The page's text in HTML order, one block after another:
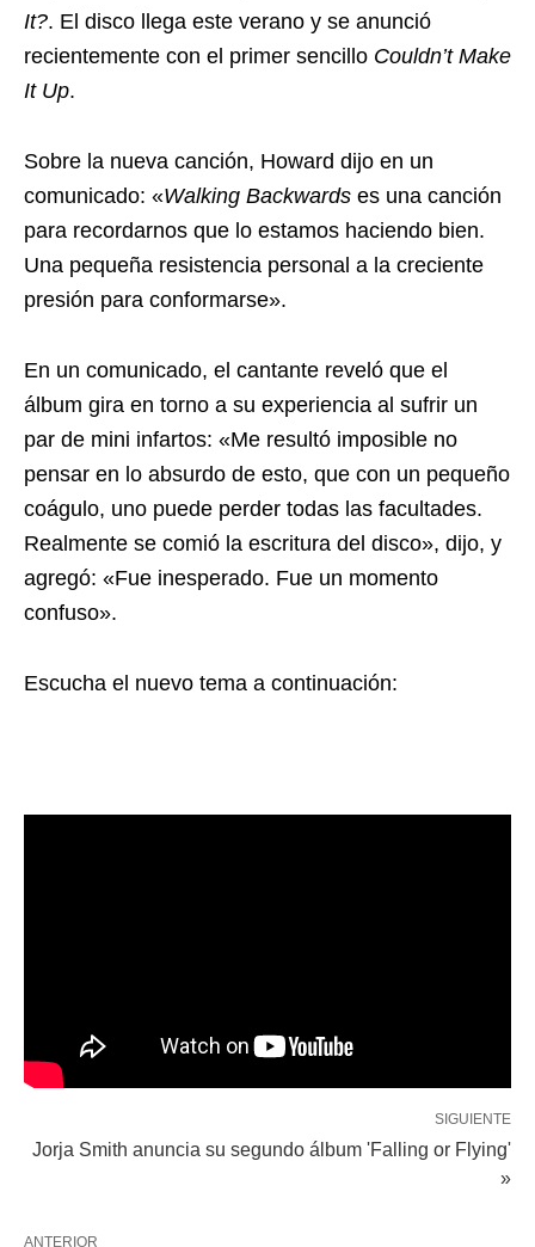
It?. El disco llega este verano y se anunció
recientemente con el primer sencillo Couldn’t Make
It Up.
Sobre la nueva canción, Howard dijo en un
comunicado: «Walking Backwards es una canción
para recordarnos que lo estamos haciendo bien.
Una pequeña resistencia personal a la creciente
presión para conformarse».
En un comunicado, el cantante reveló que el
álbum gira en torno a su experiencia al sufrir un
par de mini infartos: «Me resultó imposible no
pensar en lo absurdo de esto, que con un pequeño
coágulo, uno puede perder todas las facultades.
Realmente se comió la escritura del disco», dijo, y
agregó: «Fue inesperado. Fue un momento
confuso».
Escucha el nuevo tema a continuación:
SIGUIENTE
Jorja Smith anuncia su segundo álbum 'Falling or Flying'
»
ANTERIOR